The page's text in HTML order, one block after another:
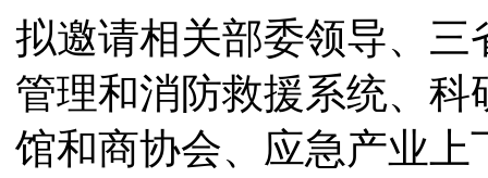
拟邀请相关部委领导、
管理和消防救援系统、
馆和商协会、应急产业